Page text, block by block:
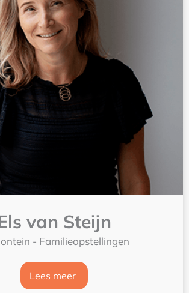
van Steijn
- Familieopstellingen
Lees meer